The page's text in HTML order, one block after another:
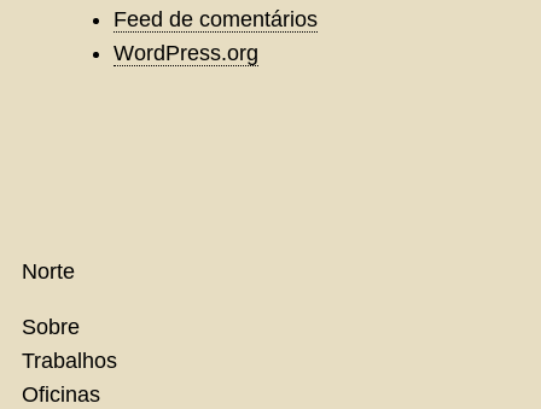
Feed de comentários
WordPress.org
Norte
Sobre
Trabalhos
Oficinas